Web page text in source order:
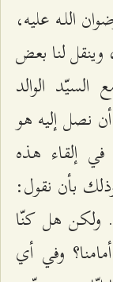
اللـه عليه،
لنا بعض
السيّد الوالد
نصل إليه هو
إلقاء هذه
بأن نقول:
ولكن هل كنّا
وفي أي